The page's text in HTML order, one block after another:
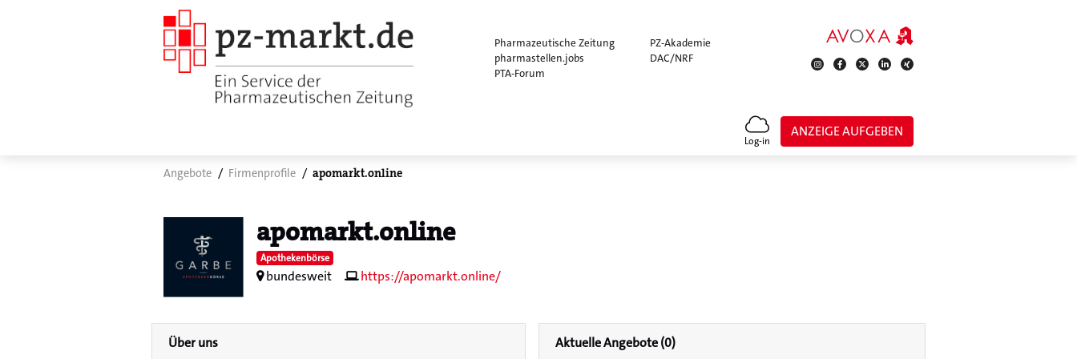
Pharmazeutische Zeitung
pharmastellen.jobs
PTA-Forum
PZ-Akademie
DAC/NRF
Log-in
ANZEIGE AUFGEBEN
Angebote Firmenprofile apomarkt.online
apomarkt.online
Apothekenbörse
bundesweit https://apomarkt.online/
Über uns Aktuelle Angebote (0)